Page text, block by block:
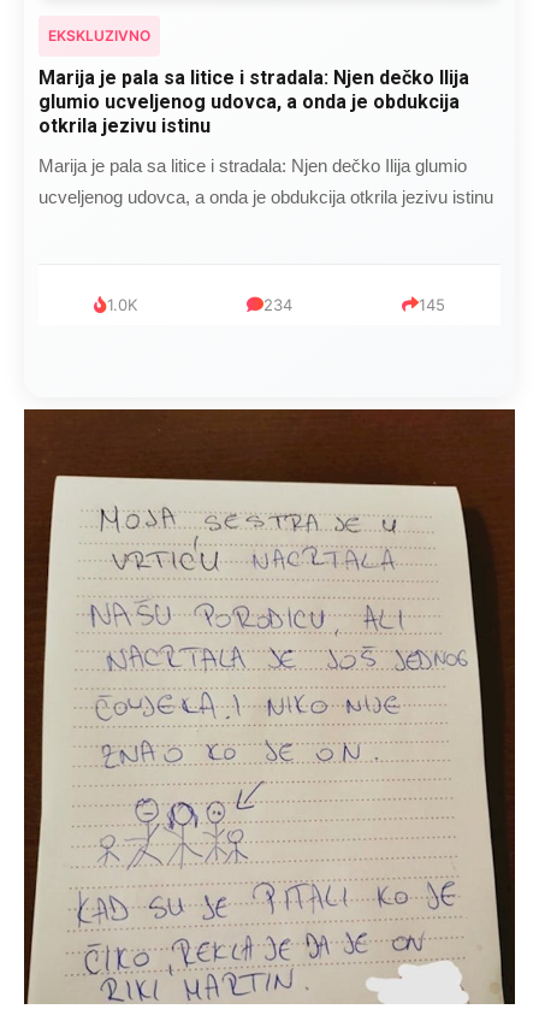
EKSKLUZIVNO
Marija je pala sa litice i stradala: Njen dečko Ilija
glumio ucveljenog udovca, a onda je obdukcija
otkrila jezivu istinu
Marija je pala sa litice i stradala: Njen dečko Ilija glumio
ucveljenog udovca, a onda je obdukcija otkrila jezivu istinu
1.0K 234 145